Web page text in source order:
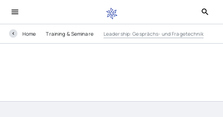
Home Training & Seminare Leadership: Gesprächs- und Fragetechnik